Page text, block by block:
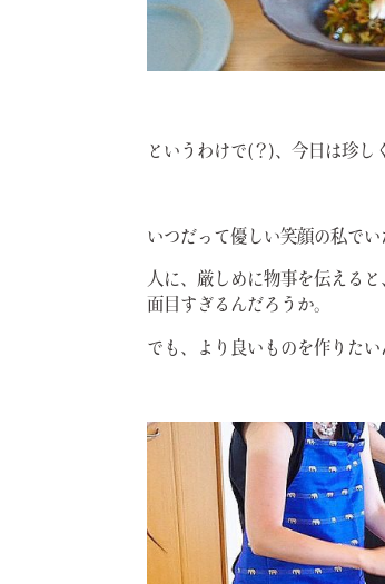
というわけで(？)、今日は珍し
いつだって優しい笑顔の私で
人に、厳しめに物事を伝える
面目すぎるんだろうか。
でも、より良いものを作りた